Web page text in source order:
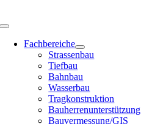
Toggle
NavigationFachbereiche
Strassenbau
Tiefbau
Bahnbau
Wasserbau
Tragkonstruktion
Bauherrenunterstützung
Bauvermessung/GIS